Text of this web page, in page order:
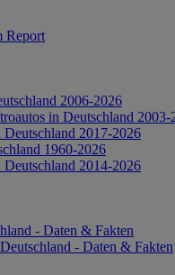
Report
2006-2026
in Deutschland 2003-
2017-2026
1960-2026
2014-2026
- Daten & Fakten
- Daten & Fakten